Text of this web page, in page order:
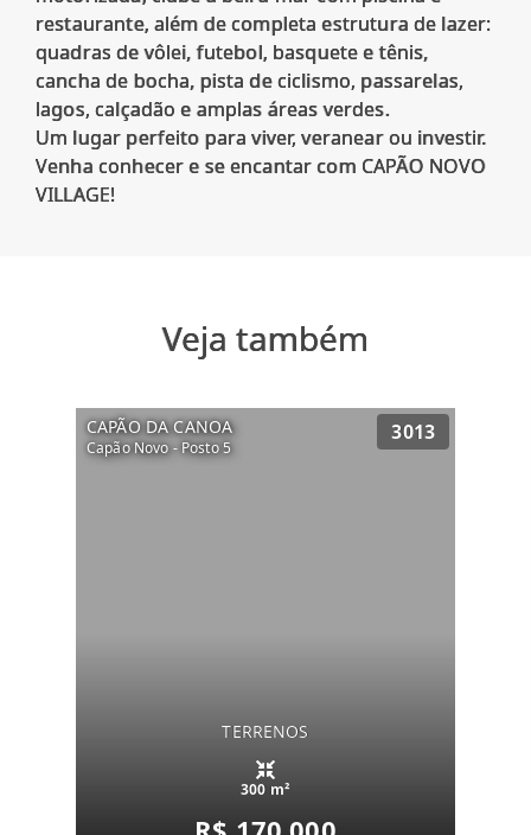
restaurante, além de completa estrutura de lazer:
quadras de vôlei, futebol, basquete e tênis,
cancha de bocha, pista de ciclismo, passarelas,
lagos, calçadão e amplas áreas verdes.
Um lugar perfeito para viver, veranear ou investir.
Venha conhecer e se encantar com CAPÃO NOVO
Veja também
CAPÃO DA CANOA
Capão Novo - Posto 5
3013
TERRENOS
300 m²